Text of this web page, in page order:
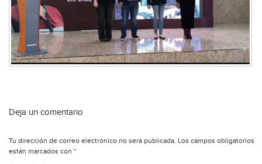
Deja un comentario
Tu dirección de correo electrónico no será publicada. Los campos obligatorios
están marcados con *